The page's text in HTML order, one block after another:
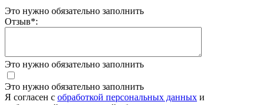
Это нужно обязательно заполнить
Отзыв*:
Это нужно обязательно заполнить
Это нужно обязательно заполнить
Я согласен c обработкой персональных данных и